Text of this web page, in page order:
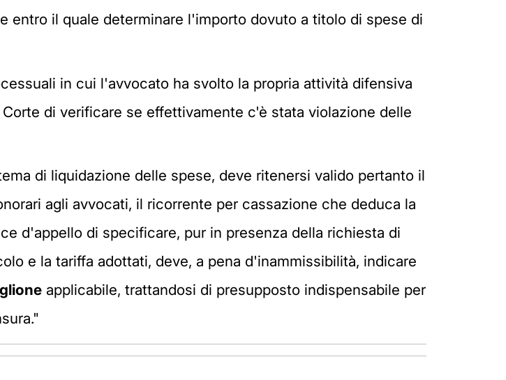
entro il quale determinare l'importo dovuto a titolo di spese di
in cui l'avvocato ha svolto la propria attività difensiva
di verificare se effettivamente c'è stata violazione delle
di liquidazione delle spese, deve ritenersi valido pertanto il
agli avvocati, il ricorrente per cassazione che deduca la
d'appello di specificare, pur in presenza della richiesta di
e la tariffa adottati, deve, a pena d'inammissibilità, indicare
applicabile, trattandosi di presupposto indispensabile per